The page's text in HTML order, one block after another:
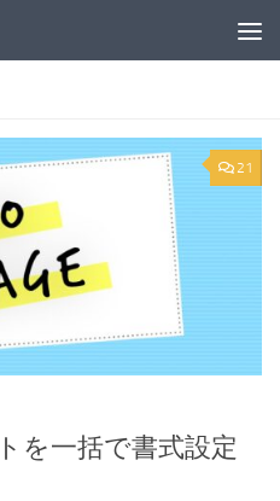
21
を一括で書式設定